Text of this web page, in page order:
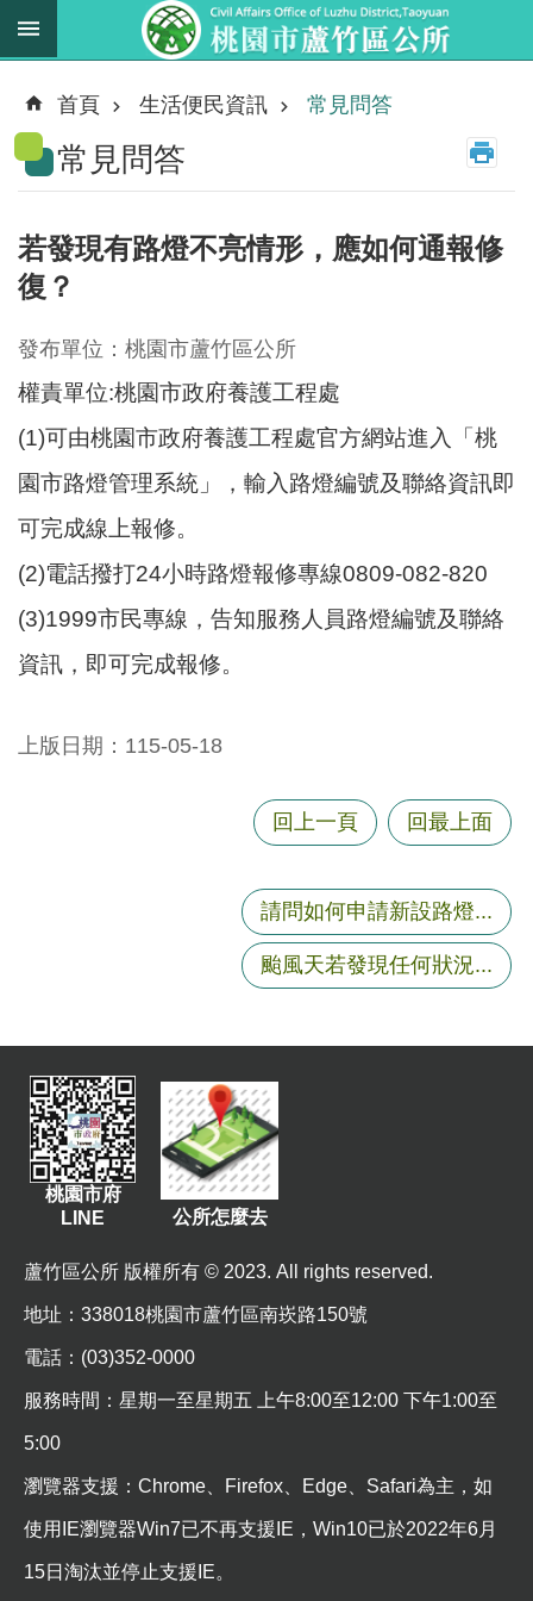
跳到主要內容區塊
新
消
息
務
職
掌
法
資
料
進
階
搜
蘆
區
介
資
訊
機
錄
相
關
資
料
回
首
頁
網
首頁 生活便民資訊 常見問答
常見問答
若發現有路燈不亮情形，應如何通報修
復？
發布單位：桃園市蘆竹區公所
權責單位:桃園市政府養護工程處
(1)可由桃園市政府養護工程處官方網站進入「桃
園市路燈管理系統」，輸入路燈編號及聯絡資訊即
可完成線上報修。
(2)電話撥打24小時路燈報修專線0809-082-820
(3)1999市民專線，告知服務人員路燈編號及聯絡
資訊，即可完成報修。
上版日期：115-05-18
回上一頁 回最上面
請問如何申請新設路燈...
颱風天若發現任何狀況...
桃園市府
LINE
公所怎麼去
蘆竹區公所 版權所有 © 2023. All rights reserved.
地址 ：338018桃園市蘆竹區南崁路150號
電話：(03)352-0000
服務時間：星期一至星期五 上午8:00至12:00 下午1:00至
5:00
瀏覽器支援：Chrome、Firefox、Edge、Safari為主，如
使用IE瀏覽器Win7已不再支援IE，Win10已於2022年6月
15日淘汰並停止支援IE。